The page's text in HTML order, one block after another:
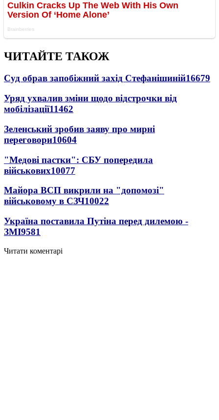
ЧИТАЙТЕ ТАКОЖ
Суд обрав запобіжний захід Стефанішиній16679
Уряд ухвалив зміни щодо відстрочки від
мобілізації11462
Зеленський зробив заяву про мирні
переговори10604
"Медові пастки": СБУ попередила
військових10077
Майора ВСП викрили на "допомозі"
військовому в СЗЧ10022
Україна поставила Путіна перед дилемою -
ЗМІ9581
Читати коментарі